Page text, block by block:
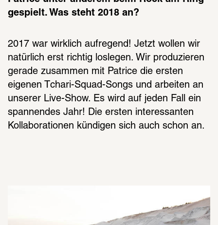
gespielt. Was steht 2018 an?
2017 war wirklich aufregend! Jetzt wollen wir
natürlich erst richtig loslegen. Wir produzieren
gerade zusammen mit Patrice die ersten
eigenen Tchari-Squad-Songs und arbeiten an
unserer Live-Show. Es wird auf jeden Fall ein
spannendes Jahr! Die ersten interessanten
Kollaborationen kündigen sich auch schon an.